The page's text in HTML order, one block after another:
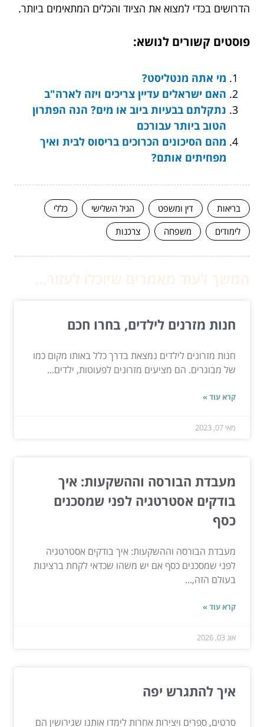
הדרושים בכדי למצוא את הציוד והכלים המתאימים ביותר.
פוסטים קשורים לנושא:
מי אתה מנטליסט?
האם ישראלים עדיין צריכים ויזה לארה"ב
נתקלתם בבעיות ביוב או מים? הנה הפתרון
הטוב ביותר עבורכם
מהם הסיכונים הכרוכים בריסוס לבית ואיך
מפחיתים אותם?
בריאות דין ומשפט הגיל השלישי
כללי
לימודים
משפחה צרכנות
חנות מזרנים לילדים, בחרו חכם
חנות מזרונים לילדים נמצאת בדרך כלל באותו מקום כמו
של מבוגרים. הם מציעים מזרונים לפעוטות, ילדים...
קרא עוד »
מאי 07, 2023
מעבדת הבורסה וההשקעות: איך
בודקים אסטרטגיה לפני שמסכנים
כסף
מעבדת הבורסה וההשקעות: איך בודקים אסטרטגיה
לפני שמסכנים כסף אם יש משהו שכדאי לקחת ברצינות
בעולם הזה,...
קרא עוד »
אוג 03, 2026
איך להתגרש יפה
סרטים, ספרים ויצירות אחרות לימדו אותנו שגירושין הם